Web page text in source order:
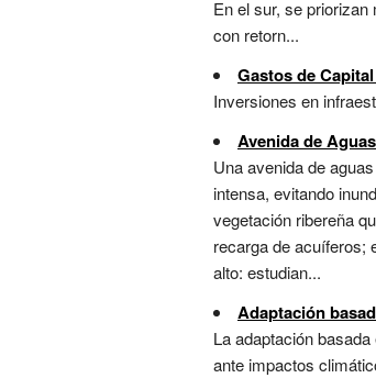
En el sur, se
con retorn...
Gastos de
Inversiones en
Avenida de Aguas
Una avenida de
intensa, evitando
vegetación ribereña
recarga de acuíferos;
alto: estudian...
Adaptación
La adaptación
ante impactos